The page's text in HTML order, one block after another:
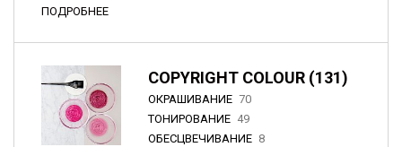
ПОДРОБНЕЕ
COPYRIGHT COLOUR (131)
ОКРАШИВАНИЕ 70
ТОНИРОВАНИЕ 49
ОБЕСЦВЕЧИВАНИЕ 8